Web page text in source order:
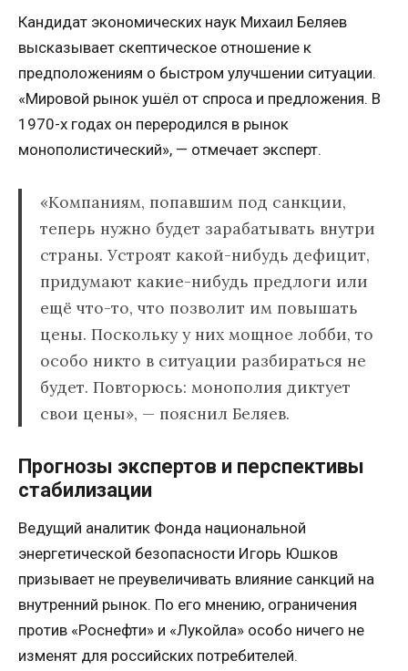
Кандидат экономических наук Михаил Беляев
высказывает скептическое отношение к
предположениям о быстром улучшении ситуации.
«Мировой рынок ушёл от спроса и предложения. В
1970-х годах он переродился в рынок
монополистический», — отмечает эксперт.
«Компаниям, попавшим под санкции,
теперь нужно будет зарабатывать внутри
страны. Устроят какой-нибудь дефицит,
придумают какие-нибудь предлоги или
ещё что-то, что позволит им повышать
цены. Поскольку у них мощное лобби, то
особо никто в ситуации разбираться не
будет. Повторюсь: монополия диктует
свои цены», — пояснил Беляев.
Прогнозы экспертов и перспективы
стабилизации
Ведущий аналитик Фонда национальной
энергетической безопасности Игорь Юшков
призывает не преувеличивать влияние санкций на
внутренний рынок. По его мнению, ограничения
против «Роснефти» и «Лукойла» особо ничего не
изменят для российских потребителей.